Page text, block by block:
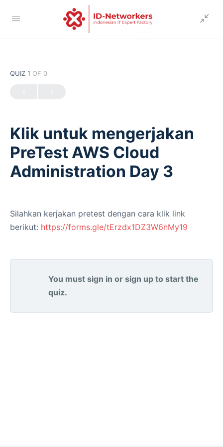
QUIZ 1 OF 0
Klik untuk mengerjakan
PreTest AWS Cloud
Administration Day 3
Silahkan kerjakan pretest dengan cara klik link
berikut: https://forms.gle/tErzdx1DZ3W6nMy19
You must sign in or sign up to start the
quiz.